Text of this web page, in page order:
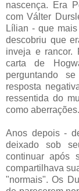
nascença. Era
com Válter
Lílian - que
descobriu que
inveja e rancor.
carta de
perguntando
resposta
ressentida do
como aberrações.
Anos depois -
deixado sob
continuar após
compartilhava
"normais". Os